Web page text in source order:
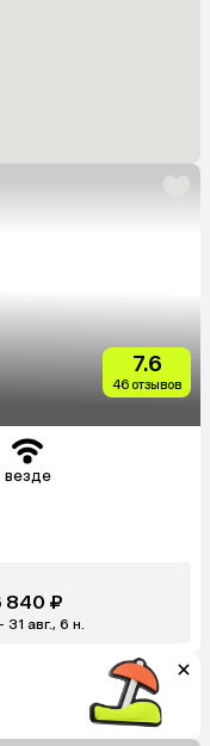
7.6
46 отзывов
везде
840 ₽
31 авг., 6 н.